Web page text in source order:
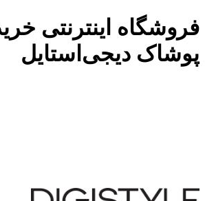
فروشگاه اینترنتی
پوشاک دیجی‌استایل